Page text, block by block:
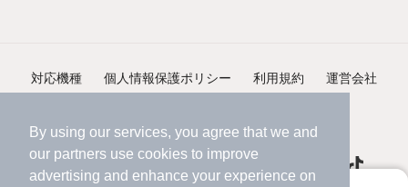
By using our services, you agree that we and
our partners use cookies to improve
advertising and enhance your experience on
対応機種 個人情報保護ポリシー 利用規約 運営会社